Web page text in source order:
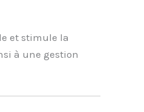
et stimule la
à une gestion